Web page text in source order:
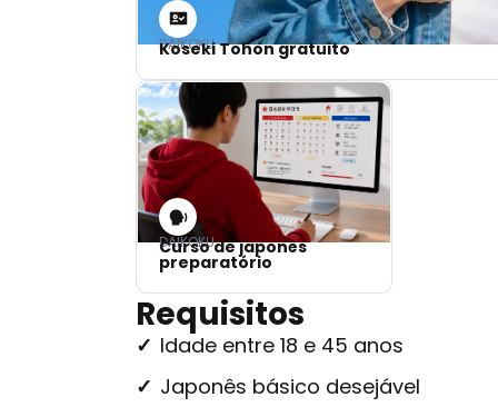
DAIKOKU
Koseki Tohon gratuito
DAIKOKU
Curso de japonês
preparatório
Requisitos
Idade entre 18 e 45 anos
Japonês básico desejável